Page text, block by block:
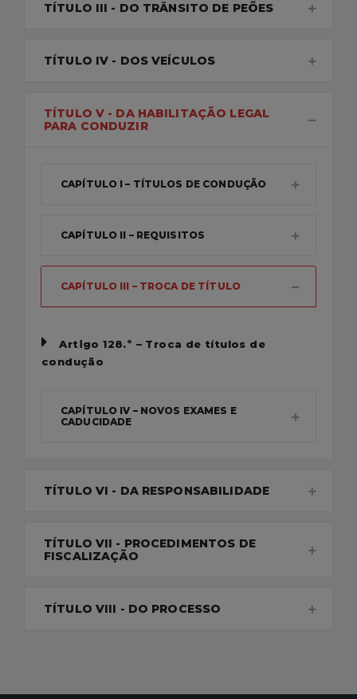
TÍTULO III - DO TRÂNSITO DE PEÕES
TÍTULO IV - DOS VEÍCULOS
TÍTULO V - DA HABILITAÇÃO LEGAL
PARA CONDUZIR
CAPÍTULO I – TÍTULOS DE CONDUÇÃO
CAPÍTULO II – REQUISITOS
CAPÍTULO III – TROCA DE TÍTULO
Artigo 128.º – Troca de títulos de
condução
CAPÍTULO IV – NOVOS EXAMES E
CADUCIDADE
TÍTULO VI - DA RESPONSABILIDADE
TÍTULO VII - PROCEDIMENTOS DE
FISCALIZAÇÃO
TÍTULO VIII - DO PROCESSO